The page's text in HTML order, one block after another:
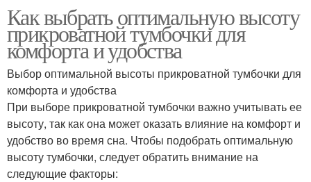
Как выбрать оптимальную высоту
прикроватной тумбочки для
комфорта и удобства
Выбор оптимальной высоты прикроватной тумбочки для
комфорта и удобства
При выборе прикроватной тумбочки важно учитывать ее
высоту, так как она может оказать влияние на комфорт и
удобство во время сна. Чтобы подобрать оптимальную
высоту тумбочки, следует обратить внимание на
следующие факторы: